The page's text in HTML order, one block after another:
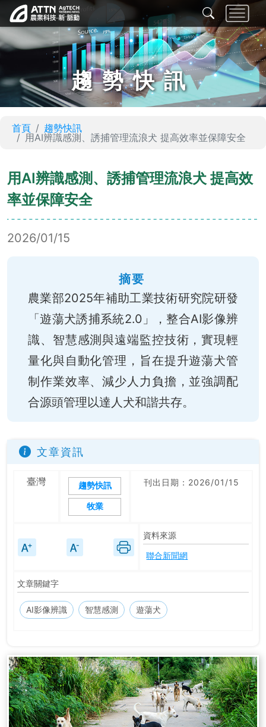
趨勢快訊
首頁
趨勢快訊
用AI辨識感測、誘捕管理流浪犬 提高效率並保障安全
用AI辨識感測、誘捕管理流浪犬 提高效
率並保障安全
2026/01/15
摘要
農業部2025年補助工業技術研究院研發
「遊蕩犬誘捕系統2.0」，整合AI影像辨
識、智慧感測與遠端監控技術，實現輕
量化與自動化管理，旨在提升遊蕩犬管
制作業效率、減少人力負擔，並強調配
合源頭管理以達人犬和諧共存。
文章資訊
臺灣 趨勢快訊
牧業
刊出日期：2026/01/15
資料來源
聯合新聞網
文章關鍵字
AI影像辨識 智慧感測 遊蕩犬